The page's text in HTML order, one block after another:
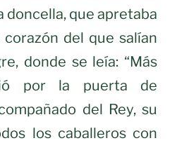
doncella, que apretaba
del que salían
donde se leía: “Más
por la puerta de
del Rey, su
los caballeros con